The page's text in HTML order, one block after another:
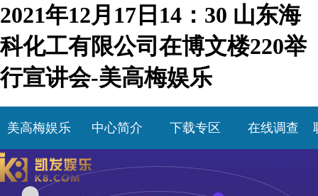
2021年12月17日14：30 山东海
科化工有限公司在博文楼220举
行宣讲会-美高梅娱乐
美高梅娱乐 中心简介 下载专区 在线调查